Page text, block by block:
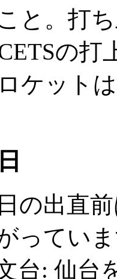
と。打
の打
ケット
の出直
ってい
台: 仙台